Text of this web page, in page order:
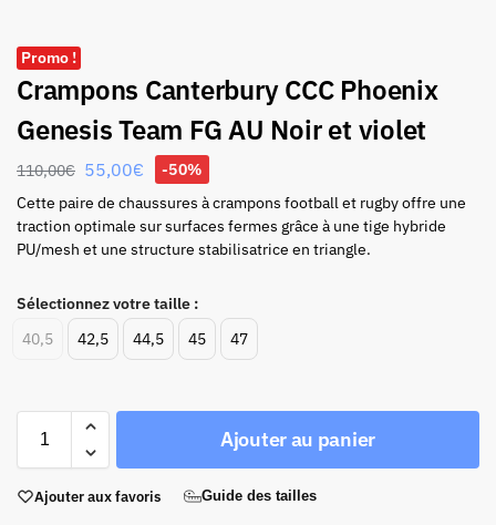
Promo !
Crampons Canterbury CCC Phoenix
Genesis Team FG AU Noir et violet
110,00€ 55,00€
-50%
Cette paire de chaussures à crampons football et rugby offre une
traction optimale sur surfaces fermes grâce à une tige hybride
PU/mesh et une structure stabilisatrice en triangle.
Sélectionnez votre taille :
40,5
42,5 44,5 45 47
Ajouter au panier
Ajouter aux favoris Guide des tailles